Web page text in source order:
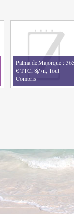
Palma de Majorque : 365
€ TTC, 8j/7n, Tout
Compris